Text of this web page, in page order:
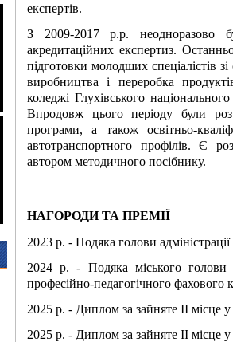
експертів.
З 2009-2017 р.р. неодноразово
акредитаційних експертиз.
підготовки молодших спеціалістів
виробництва і переробка
коледжі Глухівського
Впродовж цього періоду були
програми, а також освітньо-
автотранспортного профілів. Є
автором методичного посібнику.
НАГОРОДИ ТА ПРЕМІЇ
2023 р. - Подяка голови
2024 р. - Подяка міського голови
професійно-педагогічного фахового
2025 р. - Диплом за зайняте ІІ місце
2025 р. - Диплом за зайняте ІІ місце